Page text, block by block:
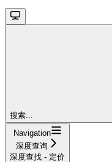
搜索...
Navigation
深度查询
深度查找 - 定价